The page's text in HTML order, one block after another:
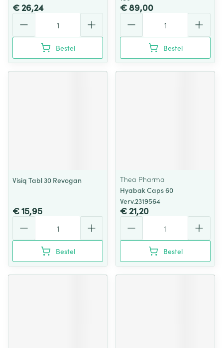
€ 26,24
Bestel
€ 89,00
Bestel
Visiq Tabl 30 Revogan
€ 15,95
Bestel
Thea Pharma
Hyabak Caps 60
Verv.2319564
€ 21,20
Bestel